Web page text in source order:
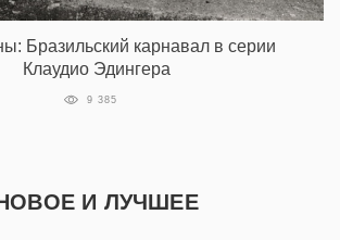
Бразильский карнавал в серии
Клаудио Эдингера
9 385
И ЛУЧШЕЕ